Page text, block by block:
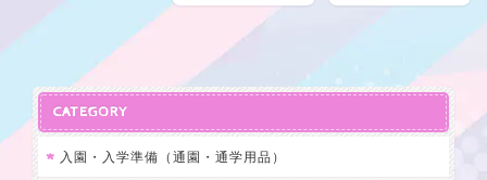
CATEGORY
入園・入学準備（通園・通学用品）